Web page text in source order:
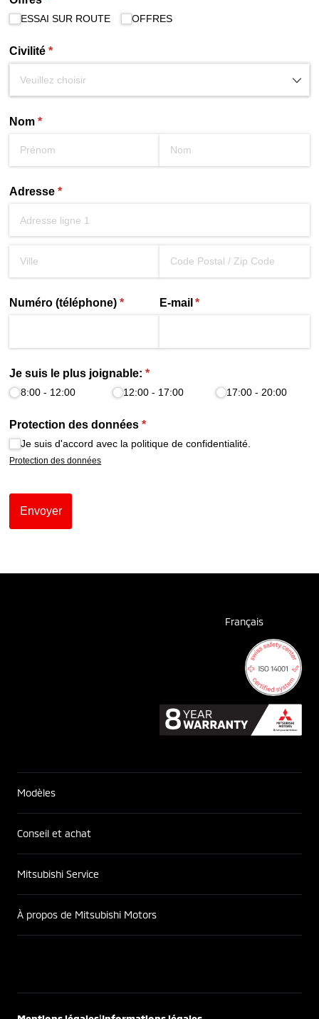
Français
Modèles
Conseil et achat
Mitsubishi Service
À propos de Mitsubishi Motors